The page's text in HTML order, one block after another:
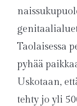
Taolaisessa
pyhää
Uskotaan,
tehty jo yli